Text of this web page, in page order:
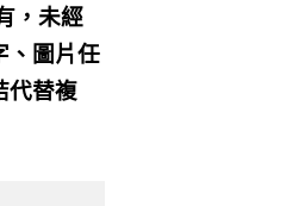
，未經
、圖片任
代替複